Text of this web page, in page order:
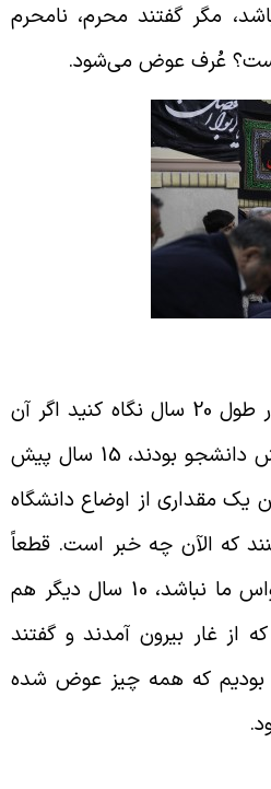
مگر گفتند محرم،‌ نامحرم
عُرف عوض می‌شود.
خزنده است، یعنی شما در طول 20 سال نگاه کنید اگر آن
کسانی که بیست سال پیش دانشجو بودند، 15 سال پیش
مقداری از اوضاع دانشگاه
که الآن چه خبر است. قطعاً
این وضع پیش برود و حواس ما نباشد، 10 سال دیگر هم
غار بیرون آمدند و گفتند
که همه چیز عوض شده